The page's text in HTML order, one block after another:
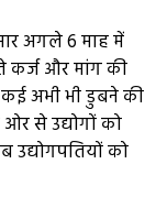
अगले 6 माह में
कर्ज और मांग की
अभी भी डुबने की
से उद्योगों को
को